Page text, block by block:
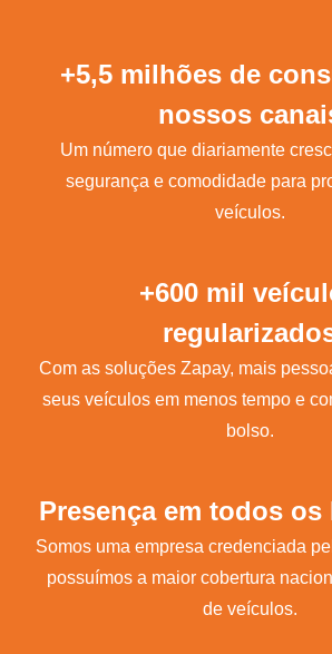
+5,5 milhões de
nossos
Um número que diariamente
segurança e comodidade para
veículos.
+600 mil
Com as soluções Zapay, mais
seus veículos em menos tempo e
bolso.
Presença em todos os
Somos uma empresa credenciada
possuímos a maior cobertura
de veículos.